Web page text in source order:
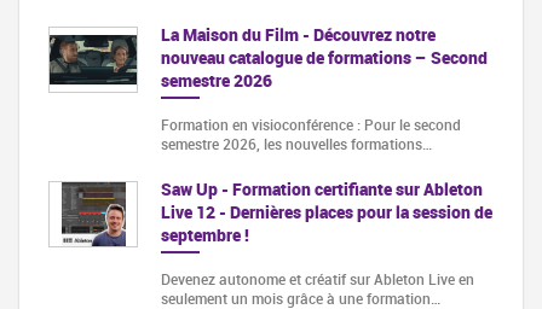
La Maison du Film - Découvrez notre
nouveau catalogue de formations – Second
semestre 2026
Formation en visioconférence : Pour le second
semestre 2026, les nouvelles formations…
Saw Up - Formation certifiante sur Ableton
Live 12 - Dernières places pour la session de
septembre !
Devenez autonome et créatif sur Ableton Live en
seulement un mois grâce à une formation…